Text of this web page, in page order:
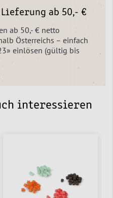
ab 50,- €
ab 50,- € netto
Österreichs – einfach
einlösen (gültig bis
interessieren